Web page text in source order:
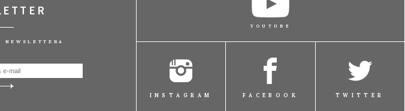
YOUTUBE
INSTAGRAM FACEBOOK TWITTER